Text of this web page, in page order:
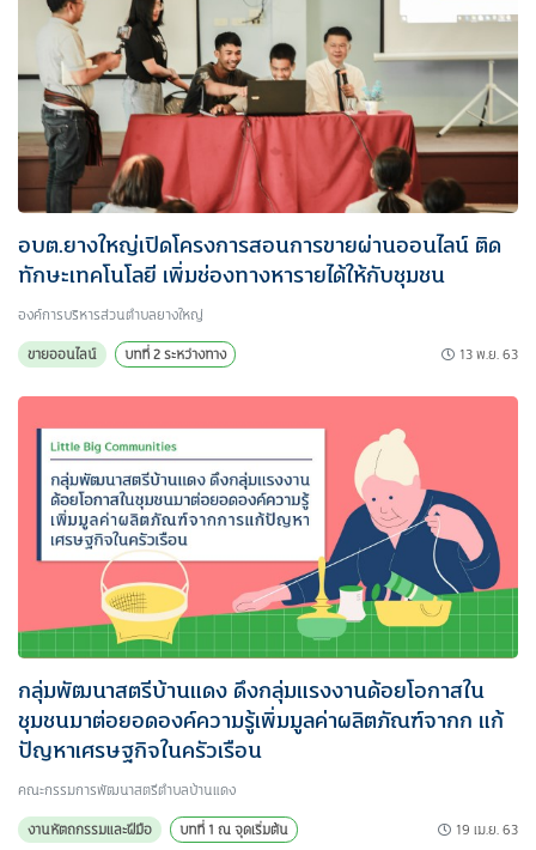
อบต.ยางใหญ่เปิดโครงการสอนการขายผ่านออนไลน์ ติด
ทักษะเทคโนโลยี เพิ่มช่องทางหารายได้ให้กับชุมชน
องค์การบริหารส่วนตำบลยางใหญ่
ขายออนไลน์
บทที่ 2 ระหว่างทาง 13 พ.ย. 63
กลุ่มพัฒนาสตรีบ้านแดง ดึงกลุ่มแรงงานด้อยโอกาสใน
ชุมชนมาต่อยอดองค์ความรู้เพิ่มมูลค่าผลิตภัณฑ์จากก แก้
ปัญหาเศรษฐกิจในครัวเรือน
คณะกรรมการพัฒนาสตรีตำบลบ้านแดง
งานหัตถกรรมและฝีมือ
บทที่ 1 ณ จุดเริ่มต้น 19 เม.ย. 63